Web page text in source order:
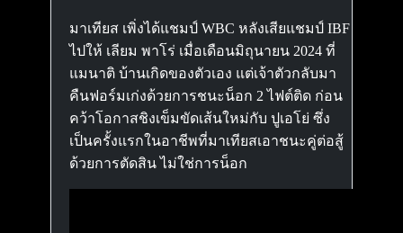
มาเทียส เพิ่งได้แชมป์ WBC หลังเสียแชมป์ IBF
ไปให้ เลียม พาโร่ เมื่อเดือนมิถุนายน 2024 ที่
แมนาติ บ้านเกิดของตัวเอง แต่เจ้าตัวกลับมา
คืนฟอร์มเก่งด้วยการชนะน็อก 2 ไฟต์ติด ก่อน
คว้าโอกาสชิงเข็มขัดเส้นใหม่กับ ปูเอโย่ ซึ่ง
เป็นครั้งแรกในอาชีพที่มาเทียสเอาชนะคู่ต่อสู้
ด้วยการตัดสิน ไม่ใช่การน็อก